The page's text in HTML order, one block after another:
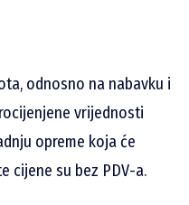
odnosno na nabavku i
vrijednosti
opreme koja će
cijene su bez PDV-a.